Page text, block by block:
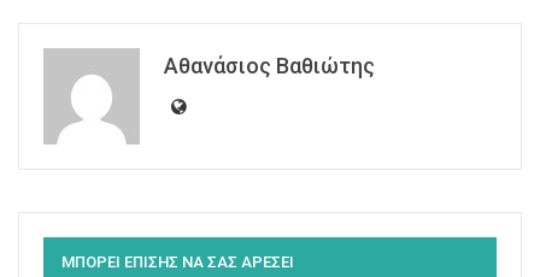
Αθανάσιος Βαθιώτης
ΜΠΟΡΕΙ ΕΠΙΣΗΣ ΝΑ ΣΑΣ ΑΡΕΣΕΙ